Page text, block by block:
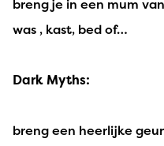
breng je in een mum
was , kast, bed of…
Dark Myths:
breng een heerlijke